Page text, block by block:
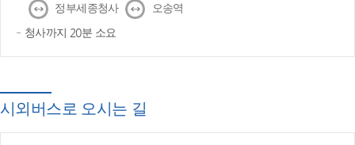
↔
정부세종청사 ↔
오송역
청사까지 20분 소요
시외버스로 오시는 길